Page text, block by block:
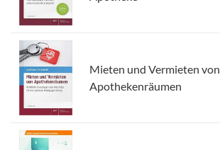
Mieten und Vermieten von
Apothekenräumen